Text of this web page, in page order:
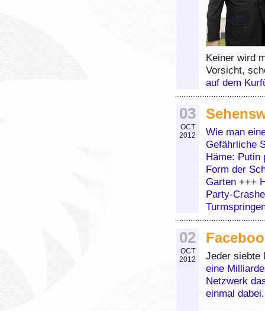
Keiner wird
Vorsicht,
auf dem
03
OCT
2012
Wie man
Gefährliche
Häme: Putin
Form der
Garten +++
Party-
02
OCT
2012
Jeder siebte
eine
Netzwerk
einmal dabei.